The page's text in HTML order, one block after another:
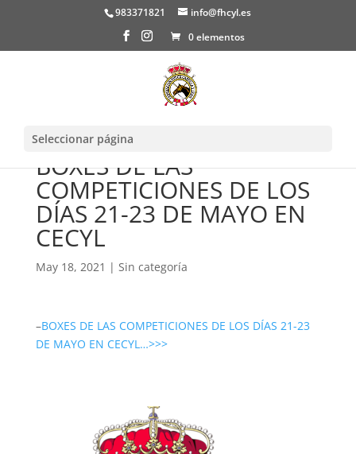
983371821
info@fhcyl.es
0 elementos
Seleccionar página
BOXES DE LAS
COMPETICIONES DE LOS
DÍAS 21-23 DE MAYO EN
CECYL
May 18, 2021 | Sin categoría
–BOXES DE LAS COMPETICIONES DE LOS DÍAS 21-23
DE MAYO EN CECYL…>>>